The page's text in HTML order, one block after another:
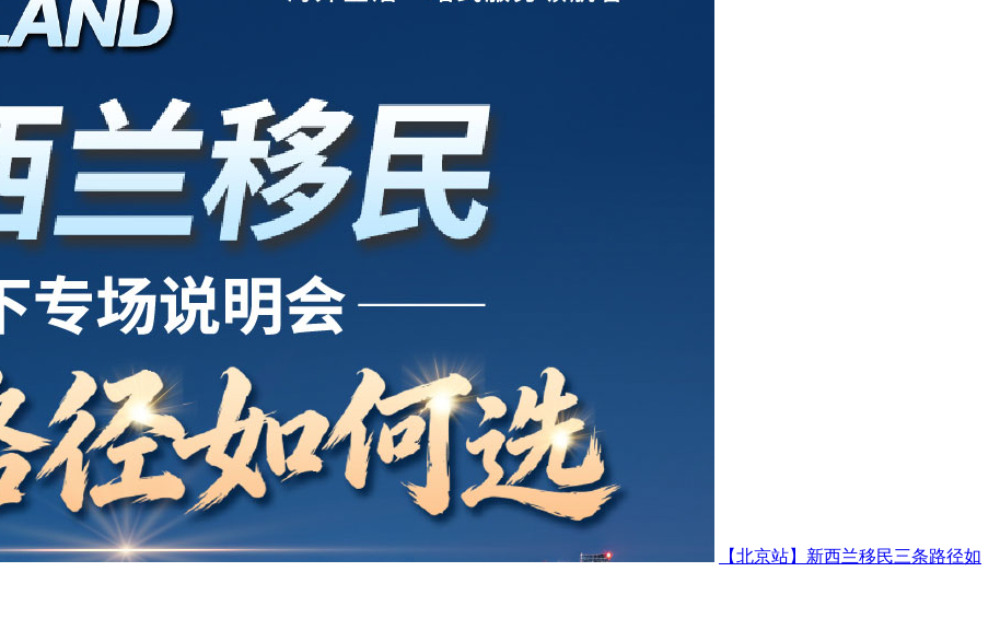
澳洲
加拿大
亚洲
海房
开户
安家
案例
鑫海
【北京站】新西兰移民三条路径如